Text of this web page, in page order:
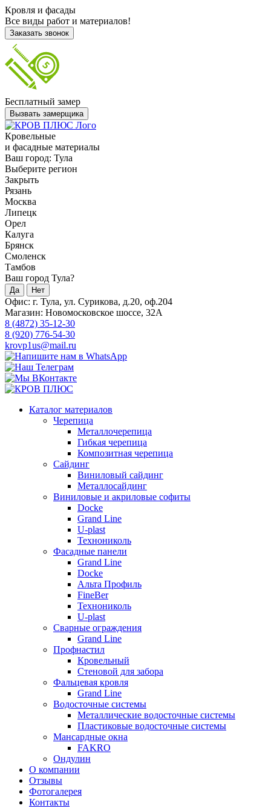
Кровля и фасады
Все виды работ и материалов!
Заказать звонок
Бесплатный замер
Вызвать замерщика
Кровельные
и фасадные материалы
Ваш город: Тула
Выберите регион
Закрыть
Рязань
Москва
Липецк
Орел
Калуга
Брянск
Смоленск
Тамбов
Ваш город Тула?
Да Нет
Офис: г. Тула, ул. Сурикова, д.20, оф.204
Магазин: Новомосковское шоссе, 32А
8 (4872) 35-12-30
8 (920) 776-54-30
krovp1us@mail.ru
Каталог материалов
Черепица
Металлочерепица
Гибкая черепица
Композитная черепица
Сайдинг
Виниловый сайдинг
Металлосайдинг
Виниловые и акриловые софиты
Docke
Grand Line
U-plast
Технониколь
Фасадные панели
Grand Line
Docke
Альта Профиль
FineBer
Технониколь
U-plast
Сварные ограждения
Grand Line
Профнастил
Кровельный
Стеновой для забора
Фальцевая кровля
Grand Line
Водосточные системы
Металлические водосточные системы
Пластиковые водосточные системы
Мансардные окна
FAKRO
Ондулин
О компании
Отзывы
Фотогалерея
Контакты